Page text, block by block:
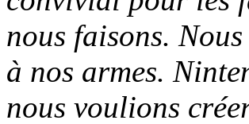
nous faisons.
à nos armes.
nous voulions